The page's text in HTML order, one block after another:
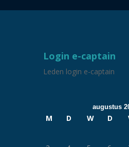
Login e-captain
Leden login e-captain
augustus
M D W D